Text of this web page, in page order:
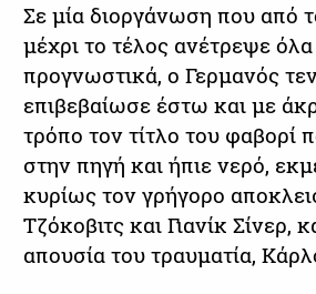
Σε μία διοργάνωση που από
μέχρι το τέλος ανέτρεψε
προγνωστικά, ο Γερμανός
επιβεβαίωσε έστω και με
τρόπο τον τίτλο του φαβορί
στην πηγή και ήπιε νερό,
κυρίως τον γρήγορο
Τζόκοβιτς και Γιανίκ Σίνερ,
απουσία του τραυματία,